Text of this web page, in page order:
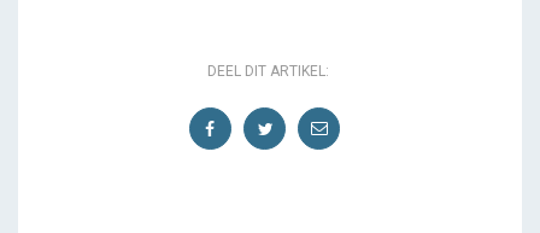
DEEL DIT ARTIKEL: